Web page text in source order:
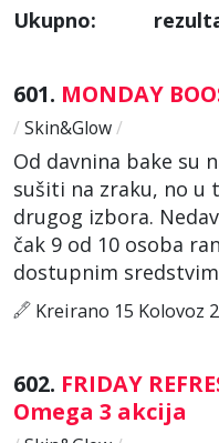
Ukupno:
601. MONDAY
/ Skin&Glow/
Od davnina bake su
sušiti na zraku, no u
drugog izbora.
čak 9 od 10 osoba
dostupnim
Kreirano 15 Kolovoz
602. FRIDAY
Omega 3 akcija